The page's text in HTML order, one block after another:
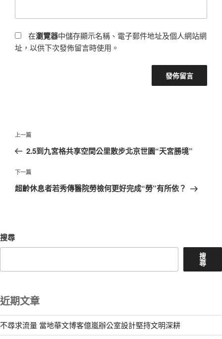
在瀏覽器中儲存顯示名稱、電子郵件地址及個人網站網
址，以供下次發佈留言時使用。
文
導
覽
上
一
文
章
上一篇
2.5到九宮格共享空間公里散步北京世園“天宮勝境”
下
一
下一篇
超齡休息者若秀傳醫院勞檢何更好完成“勞”有所依？
搜尋
搜
尋
近期文章
不尋求流量 當地華文博客億嵐辦公室設計堅持文明深耕